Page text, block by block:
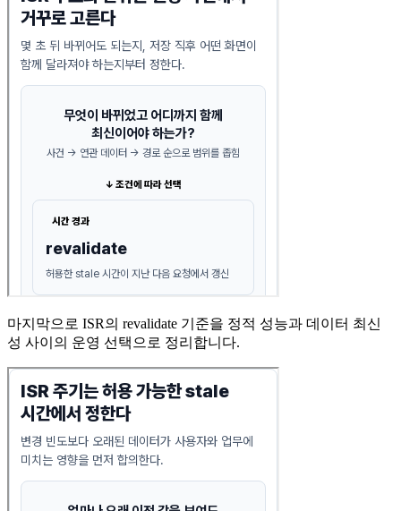
마지막으로 ISR의 revalidate 기준을 정적 성능과 데이터 최신
성 사이의 운영 선택으로 정리합니다.